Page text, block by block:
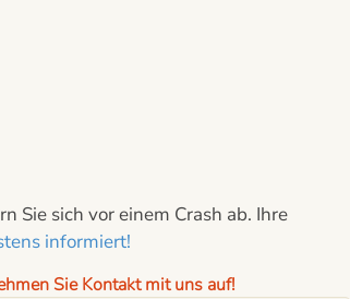
Sie sich vor einem Crash ab. Ihre
informiert!
Sie Kontakt mit uns auf!